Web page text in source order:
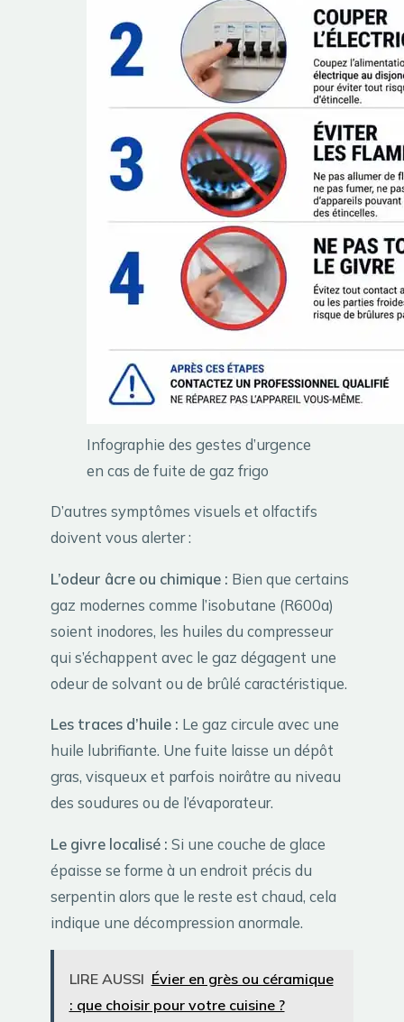
Infographie des gestes d’urgence
en cas de fuite de gaz frigo
D’autres symptômes visuels et olfactifs
doivent vous alerter :
L’odeur âcre ou chimique : Bien que certains
gaz modernes comme l’isobutane (R600a)
soient inodores, les huiles du compresseur
qui s’échappent avec le gaz dégagent une
odeur de solvant ou de brûlé caractéristique.
Les traces d’huile : Le gaz circule avec une
huile lubrifiante. Une fuite laisse un dépôt
gras, visqueux et parfois noirâtre au niveau
des soudures ou de l’évaporateur.
Le givre localisé : Si une couche de glace
épaisse se forme à un endroit précis du
serpentin alors que le reste est chaud, cela
indique une décompression anormale.
LIRE AUSSI Évier en grès ou céramique
: que choisir pour votre cuisine ?